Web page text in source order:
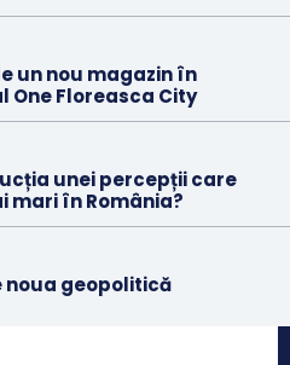
un nou magazin în
Floreasca City
unei percepții care
în România?
noua geopolitică